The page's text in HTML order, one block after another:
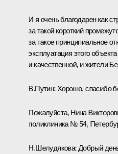
И я очень благодарен как
за такой короткий
за такое принципиальное
эксплуатация этого
и качественной, и жители
В.Путин: Хорошо, спасибо
Пожалуйста, Нина
поликлиника № 54,
Н.Шелудякова: Добрый